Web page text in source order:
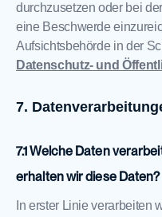
durchzusetzen oder bei
eine Beschwerde
Aufsichtsbehörde in der
Datenschutz- und
Welche Daten
erhalten wir diese Daten?
In erster Linie verarbeiten